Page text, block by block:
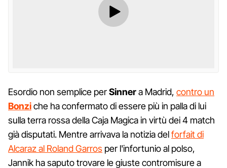
Esordio non semplice perSinnera Madrid, contro un
Bonziche ha confermato di essere più in palla di lui
sulla terra rossa della Caja Magica in virtù dei 4 match
già disputati. Mentre arrivava la notizia delforfait di
Alcaraz al Roland Garros per l'infortunio al polso,
Jannik ha saputo trovare le giuste contromisure a